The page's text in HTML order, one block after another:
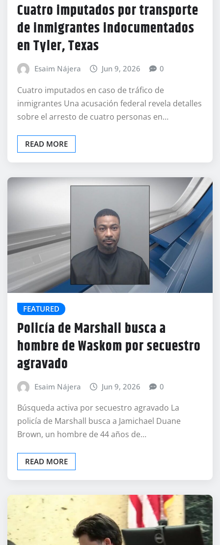
Cuatro imputados por transporte
de inmigrantes indocumentados
en Tyler, Texas
Esaim Nájera Jun 9, 2026 0
Cuatro imputados en caso de tráfico de
inmigrantes Una acusación federal revela detalles
sobre el arresto de cuatro personas en…
READ MORE
FEATURED
Policía de Marshall busca a
hombre de Waskom por secuestro
agravado
Esaim Nájera Jun 9, 2026 0
Búsqueda activa por secuestro agravado La
policía de Marshall busca a Jamichael Duane
Brown, un hombre de 44 años de…
READ MORE